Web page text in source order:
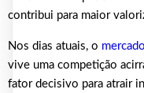
contribui para maior
Nos dias atuais, o mercado
vive uma competição
fator decisivo para atrair